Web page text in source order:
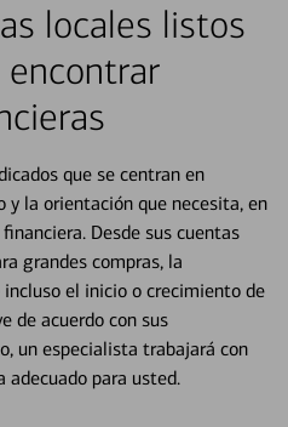
locales listos
encontrar
que se centran en
y la orientación que necesita, en
Desde sus cuentas
grandes compras, la
el inicio o crecimiento de
de acuerdo con sus
un especialista trabajará con
adecuado para usted.